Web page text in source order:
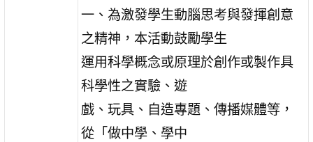
一、為激發學生動腦思考與發揮創意
之精神，本活動鼓勵學生
運用科學概念或原理於創作或製作具
科學性之實驗、遊
戲、玩具、自造專題、傳播媒體等，
從「做中學、學中